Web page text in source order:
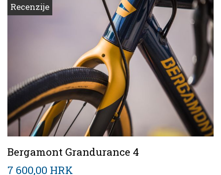
Recenzije
Bergamont Grandurance 4
7 600,00 HRK